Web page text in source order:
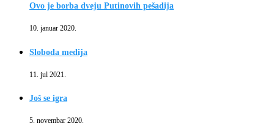
Ovo je borba dveju Putinovih pešadija
10. januar 2020.
Sloboda medija
11. jul 2021.
Još se igra
5. novembar 2020.